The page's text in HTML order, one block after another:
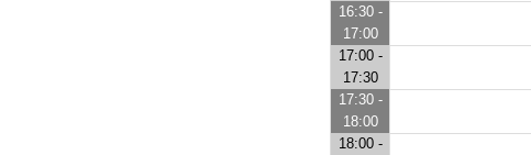
16:30 -
17:00
17:00 -
17:30
17:30 -
18:00
18:00 -